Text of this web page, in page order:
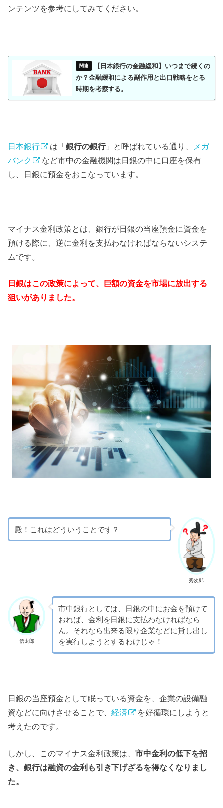
ンテンツを参考にしてみてください。
【日本銀行の金融緩和】いつまで続くの
か？金融緩和による副作用と出口戦略をとる
時期を考察する。
日本銀行 は「銀行の銀行」と呼ばれている通り、
メガ
バンク
など市中の金融機関は日銀の中に口座を保有
し、日銀に預金をおこなっています。
マイナス金利政策とは、銀行が日銀の当座預金に資金を
預ける際に、逆に金利を支払わなければならないシステ
ムです。
日銀はこの政策によって、巨額の資金を市場に放出する
狙いがありました。
秀次郎
殿！これはどういうことです？
信太郎
市中銀行としては、日銀の中にお金を預けて
おれば、金利を日銀に支払わなければなら
ん。それなら出来る限り企業などに貸し出し
を実行しようとするわけじゃ！
日銀の当座預金として眠っている資金を、企業の設備融
資などに向けさせることで、経済
を好循環にしようと
考えたのです。
しかし、このマイナス金利政策は、市中金利の低下を招
き、銀行は融資の金利も引き下げざるを得なくなりまし
た。